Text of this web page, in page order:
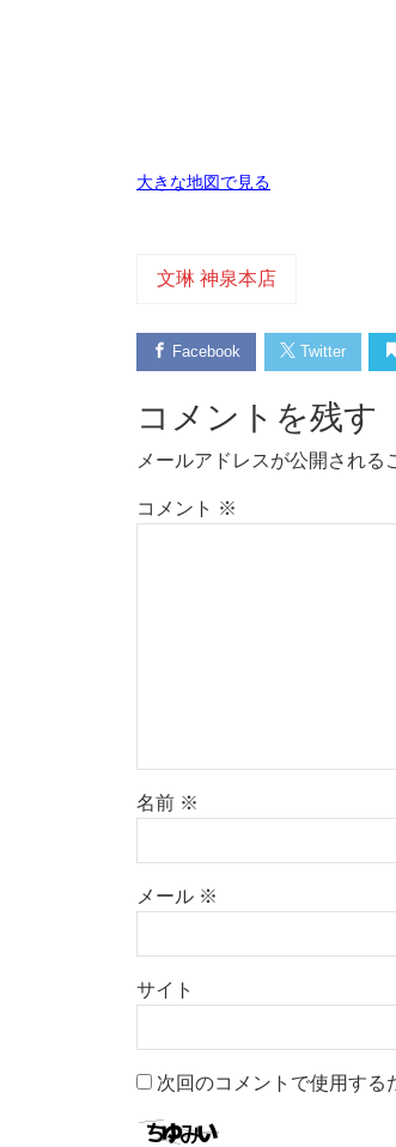
大きな地図で見る
文琳 神泉本店
Facebook Twitter
コメントを残す
メールアドレスが公開される
コメント ※
名前 ※
メール ※
サイト
次回のコメントで使用する